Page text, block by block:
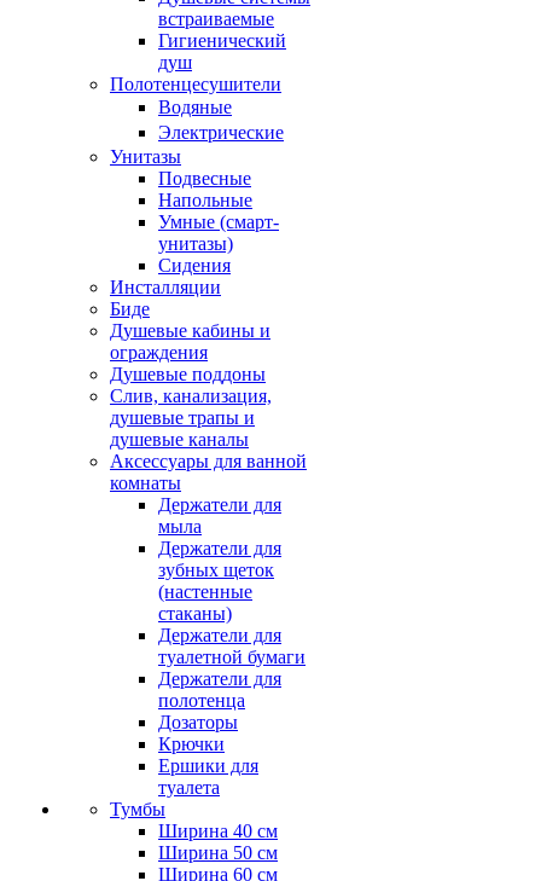
встраиваемые
Гигиенический
душ
Полотенцесушители
ㅤВодяные
ㅤЭлектрические
Унитазы
Подвесные
Напольные
Умные (смарт-
унитазы)
Сидения
Инсталляции
Биде
Душевые кабины и
ограждения
Душевые поддоны
Слив, канализация,
душевые трапы и
душевые каналы
Аксессуары для ванной
комнаты
Держатели для
мыла
Держатели для
зубных щеток
(настенные
стаканы)
Держатели для
туалетной бумаги
Держатели для
полотенца
Дозаторы
Крючки
Ершики для
туалета
Тумбы
Ширина 40 см
Ширина 50 см
Ширина 60 см